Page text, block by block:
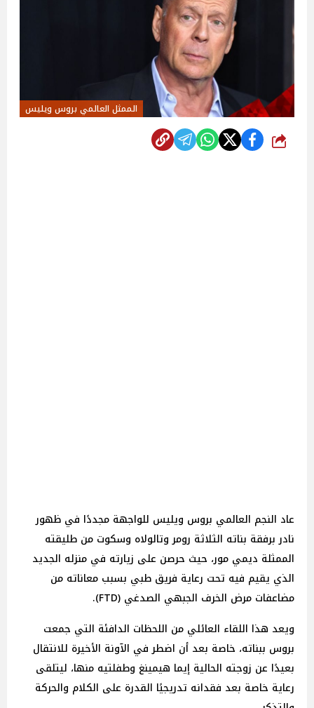
الممثل العالمي بروس ويليس
شارك
عاد النجم العالمي بروس ويليس للواجهة مجددًا في ظهور
نادر برفقة بناته الثلاثة رومر وتالولاه وسكوت من طليقته
الممثلة ديمي مور، حيث حرصن على زيارته في منزله الجديد
الذي يقيم فيه تحت رعاية فريق طبي بسبب معاناته من
مضاعفات مرض الخرف الجبهي الصدغي (FTD).
ويعد هذا اللقاء العائلي من اللحظات الدافئة التي جمعت
بروس ببناته، خاصة بعد أن اضطر في الآونة الأخيرة للانتقال
بعيدًا عن زوجته الحالية إيما هيمينغ وطفلتيه منها، ليتلقى
رعاية خاصة بعد فقدانه تدريجيًا القدرة على الكلام والحركة